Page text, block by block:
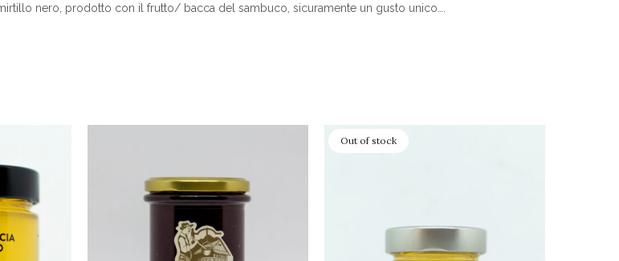
nero, prodotto con il frutto/ bacca del sambuco, sicuramente un gusto unico….
Out of stock